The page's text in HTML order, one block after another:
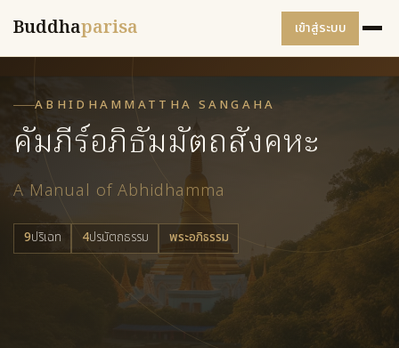
Buddhaparisa เข้าสู่ระบบ
ABHIDHAMMATTHA SANGAHA
คัมภีร์อภิธัมมัตถสังคหะ
A Manual of Abhidhamma
9ปริเฉท 4ปรมัตถธรรม พระอภิธรรม